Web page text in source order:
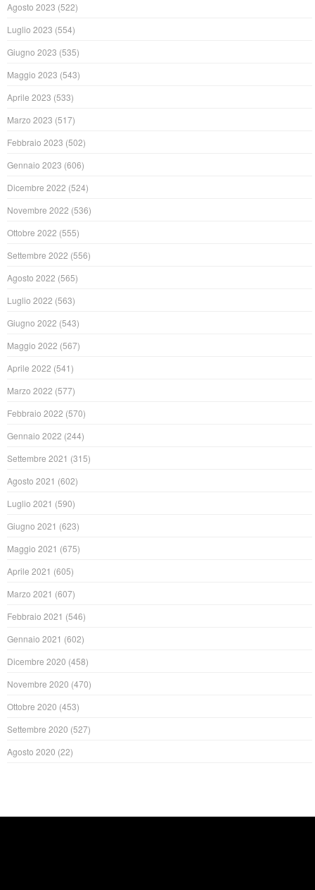
Agosto 2023 (522)
Luglio 2023 (554)
Giugno 2023 (535)
Maggio 2023 (543)
Aprile 2023 (533)
Marzo 2023 (517)
Febbraio 2023 (502)
Gennaio 2023 (606)
Dicembre 2022 (524)
Novembre 2022 (536)
Ottobre 2022 (555)
Settembre 2022 (556)
Agosto 2022 (565)
Luglio 2022 (563)
Giugno 2022 (543)
Maggio 2022 (567)
Aprile 2022 (541)
Marzo 2022 (577)
Febbraio 2022 (570)
Gennaio 2022 (244)
Settembre 2021 (315)
Agosto 2021 (602)
Luglio 2021 (590)
Giugno 2021 (623)
Maggio 2021 (675)
Aprile 2021 (605)
Marzo 2021 (607)
Febbraio 2021 (546)
Gennaio 2021 (602)
Dicembre 2020 (458)
Novembre 2020 (470)
Ottobre 2020 (453)
Settembre 2020 (527)
Agosto 2020 (22)